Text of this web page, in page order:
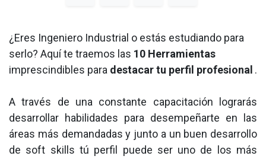
¿Eres Ingeniero Industrial o estás estudiando para
serlo? Aquí te traemos las 10 Herramientas
imprescindibles para destacar tu perfil profesional .
A través de una constante capacitación lograrás
desarrollar habilidades para desempeñarte en las
áreas más demandadas y junto a un buen desarrollo
de soft skills tú perfil puede ser uno de los más